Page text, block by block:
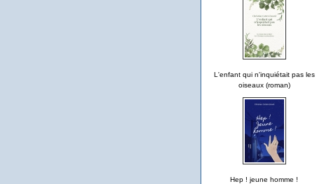
L'enfant qui n'inquiétait pas les
oiseaux (roman)
Hep ! jeune homme !